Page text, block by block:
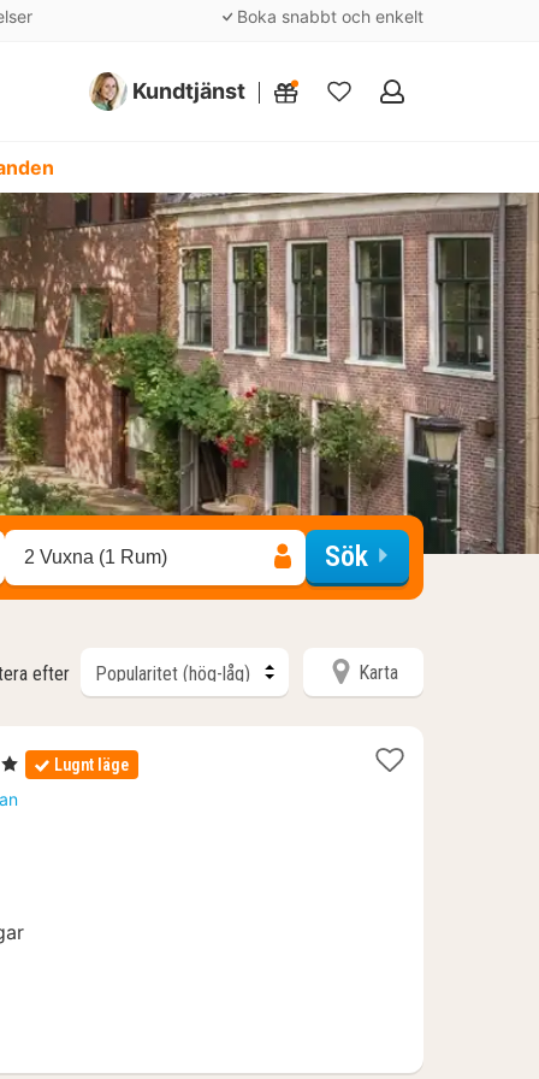
Boka snabbt och enkelt
Kundtjänst
Mina
2 Vuxna (1 Rum) Sök
efter Karta
Lugnt läge